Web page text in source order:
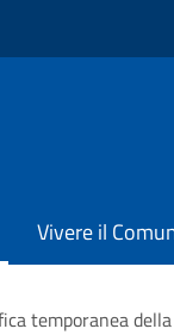
Vivere il
temporanea